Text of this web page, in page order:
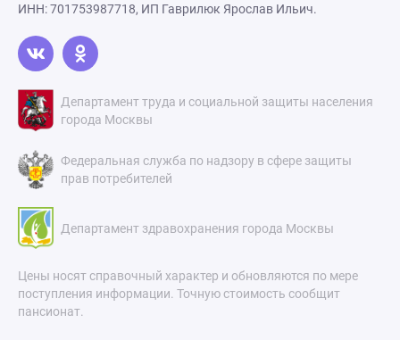
ИНН: 701753987718, ИП Гаврилюк Ярослав Ильич.
Департамент труда и социальной защиты населения
города Москвы
Федеральная служба по надзору в сфере защиты
прав потребителей
Департамент здравохранения города Москвы
Цены носят справочный характер и обновляются по мере
поступления информации. Точную стоимость сообщит
пансионат.